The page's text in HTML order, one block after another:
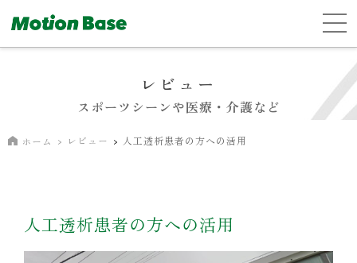
レビュー
スポーツシーンや医療・介護など
ホーム レビュー 人工透析患者の方への活用
人工透析患者の方への活用